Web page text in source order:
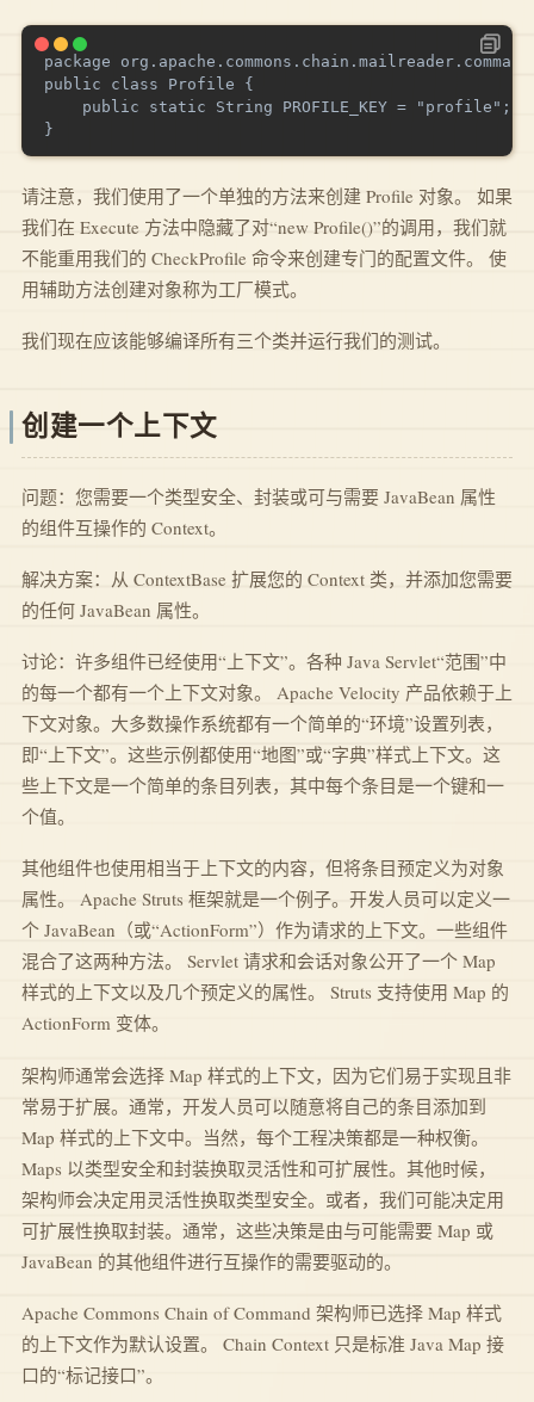
package
public class Profile {
    public static String PROFILE_KEY = "profile";
请注意，我们使用了一个单独的方法来创建 Profile 对象。 如果
我们在 Execute 方法中隐藏了对“new Profile()”的调用，我们就
不能重用我们的 CheckProfile 命令来创建专门的配置文件。 使
用辅助方法创建对象称为工厂模式。
我们现在应该能够编译所有三个类并运行我们的测试。
创建一个上下文
问题：您需要一个类型安全、封装或可与需要 JavaBean 属性
的组件互操作的 Context。
解决方案：从 ContextBase 扩展您的 Context 类，并添加您需要
的任何 JavaBean 属性。
讨论：许多组件已经使用“上下文”。各种 Java Servlet“范围”中
的每一个都有一个上下文对象。 Apache Velocity 产品依赖于上
下文对象。大多数操作系统都有一个简单的“环境”设置列表，
即“上下文”。这些示例都使用“地图”或“字典”样式上下文。这
些上下文是一个简单的条目列表，其中每个条目是一个键和一
个值。
其他组件也使用相当于上下文的内容，但将条目预定义为对象
属性。 Apache Struts 框架就是一个例子。开发人员可以定义一
个 JavaBean（或“ActionForm”）作为请求的上下文。一些组件
混合了这两种方法。 Servlet 请求和会话对象公开了一个 Map
样式的上下文以及几个预定义的属性。 Struts 支持使用 Map 的
ActionForm 变体。
架构师通常会选择 Map 样式的上下文，因为它们易于实现且非
常易于扩展。通常，开发人员可以随意将自己的条目添加到
Map 样式的上下文中。当然，每个工程决策都是一种权衡。
Maps 以类型安全和封装换取灵活性和可扩展性。其他时候，
架构师会决定用灵活性换取类型安全。或者，我们可能决定用
可扩展性换取封装。通常，这些决策是由与可能需要 Map 或
JavaBean 的其他组件进行互操作的需要驱动的。
Apache Commons Chain of Command 架构师已选择 Map 样式
的上下文作为默认设置。 Chain Context 只是标准 Java Map 接
口的“标记接口”。